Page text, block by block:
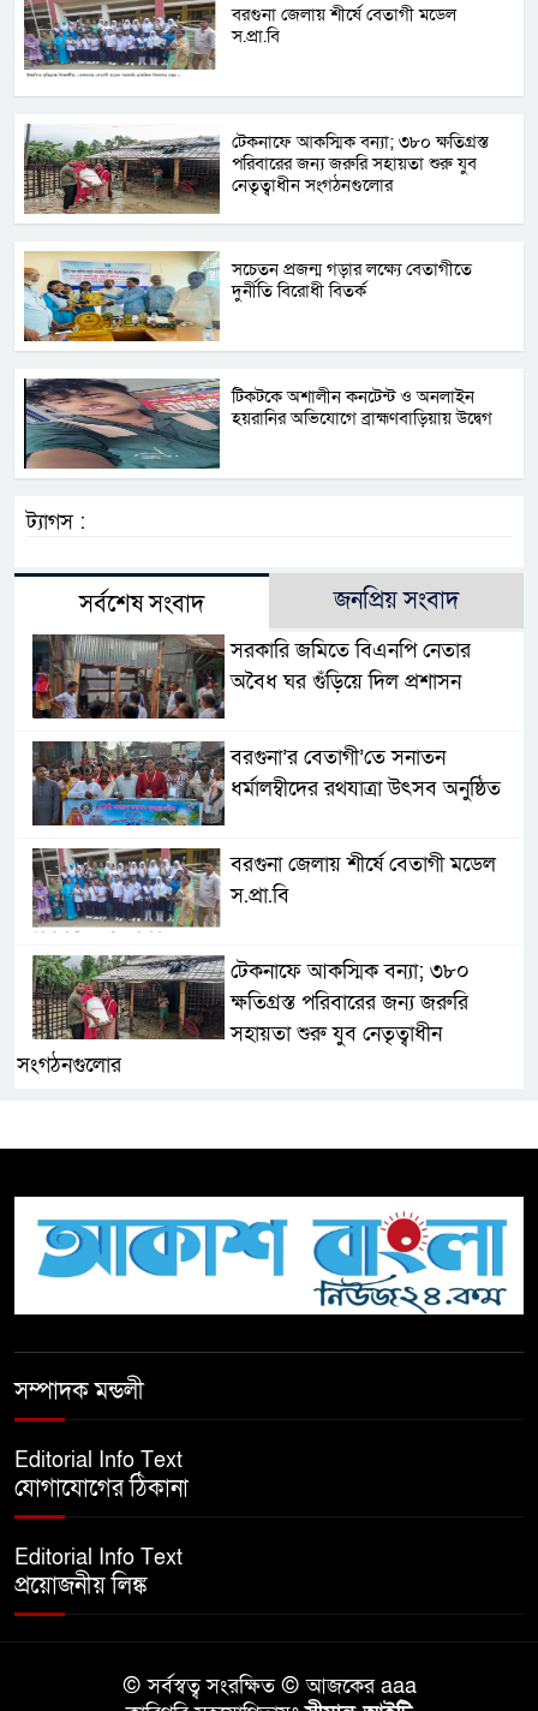
বরগুনা জেলায় শীর্ষে বেতাগী মডেল
স.প্রা.বি
টেকনাফে আকস্মিক বন্যা; ৩৮০ ক্ষতিগ্রস্ত
পরিবারের জন্য জরুরি সহায়তা শুরু যুব
নেতৃত্বাধীন সংগঠনগুলোর
সচেতন প্রজন্ম গড়ার লক্ষ্যে বেতাগীতে
দুর্নীতি বিরোধী বিতর্ক
টিকটকে অশালীন কনটেন্ট ও অনলাইন
হয়রানির অভিযোগে ব্রাহ্মণবাড়িয়ায় উদ্বেগ
ট্যাগস :
সর্বশেষ সংবাদ জনপ্রিয় সংবাদ
সরকারি জমিতে বিএনপি নেতার
অবৈধ ঘর গুঁড়িয়ে দিল প্রশাসন
বরগুনা’র বেতাগী’তে সনাতন
ধর্মালম্বীদের রথযাত্রা উৎসব অনুষ্ঠিত
বরগুনা জেলায় শীর্ষে বেতাগী মডেল
স.প্রা.বি
টেকনাফে আকস্মিক বন্যা; ৩৮০
ক্ষতিগ্রস্ত পরিবারের জন্য জরুরি
সহায়তা শুরু যুব নেতৃত্বাধীন
সংগঠনগুলোর
টিকটকে অশালীন কনটেন্ট ও অনলাইন
হয়রানির অভিযোগে ব্রাহ্মণবাড়িয়ায়
বেতাগীতে ঈদুল আজহা উপলক্ষে
বিনামূল্যে বীজ ও রাসায়নিক সার
সম্পাদক মন্ডলী
Editorial Info Text
যোগাযোগের ঠিকানা
Editorial Info Text
প্রয়োজনীয় লিঙ্ক
© সর্বস্বত্ব সংরক্ষিত © আজকের aaa